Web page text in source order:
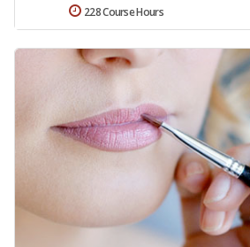
228 Course Hours